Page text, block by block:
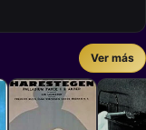
Ver más